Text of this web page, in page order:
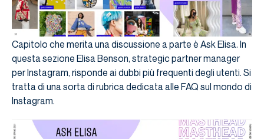
Capitolo che merita una discussione a parte è Ask Elisa. In
questa sezione Elisa Benson, strategic partner manager
per Instagram, risponde ai dubbi più frequenti degli utenti. Si
tratta di una sorta di rubrica dedicata alle FAQ sul mondo di
Instagram.